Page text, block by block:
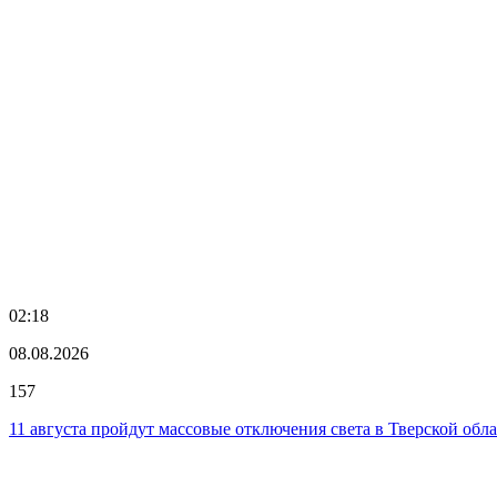
02:18
08.08.2026
157
11 августа пройдут массовые отключения света в Тверской